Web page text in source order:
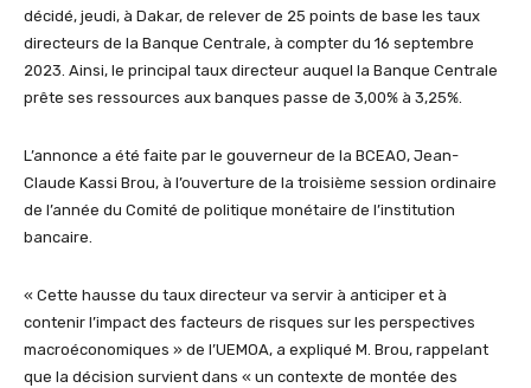
décidé, jeudi, à Dakar, de relever de 25 points de base les taux
directeurs de la Banque Centrale, à compter du 16 septembre
2023. Ainsi, le principal taux directeur auquel la Banque Centrale
prête ses ressources aux banques passe de 3,00% à 3,25%.
L’annonce a été faite par le gouverneur de la BCEAO, Jean-
Claude Kassi Brou, à l’ouverture de la troisième session ordinaire
de l’année du Comité de politique monétaire de l’institution
bancaire.
« Cette hausse du taux directeur va servir à anticiper et à
contenir l’impact des facteurs de risques sur les perspectives
macroéconomiques » de l’UEMOA, a expliqué M. Brou, rappelant
que la décision survient dans « un contexte de montée des